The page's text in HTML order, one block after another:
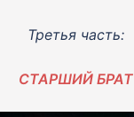
Третья часть:
СТАРШИЙ БРАТ